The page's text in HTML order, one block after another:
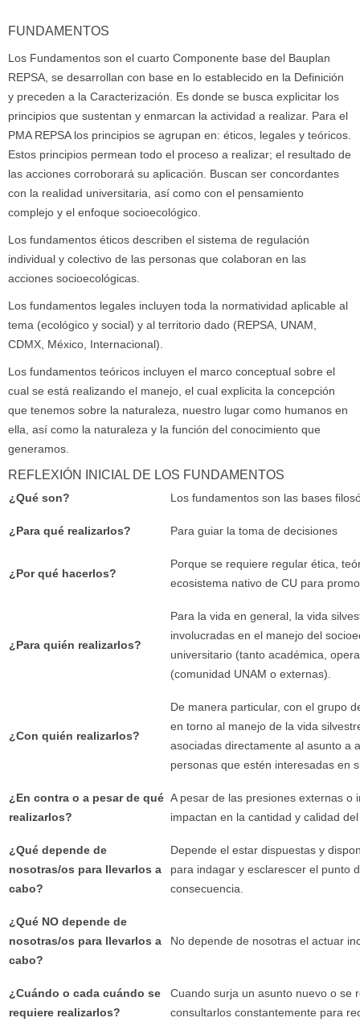
FUNDAMENTOS
Los Fundamentos son el cuarto Componente base del Bauplan
REPSA, se desarrollan con base en lo establecido en la Definición
y preceden a la Caracterización. Es donde se busca explicitar los
principios que sustentan y enmarcan la actividad a realizar. Para el
PMA REPSA los principios se agrupan en: éticos, legales y teóricos.
Estos principios permean todo el proceso a realizar; el resultado de
las acciones corroborará su aplicación. Buscan ser concordantes
con la realidad universitaria, así como con el pensamiento
complejo y el enfoque socioecológico.
Los fundamentos éticos describen el sistema de regulación
individual y colectivo de las personas que colaboran en las
acciones socioecológicas.
Los fundamentos legales incluyen toda la normatividad aplicable al
tema (ecológico y social) y al territorio dado (REPSA, UNAM,
CDMX, México, Internacional).
Los fundamentos teóricos incluyen el marco conceptual sobre el
cual se está realizando el manejo, el cual explicita la concepción
que tenemos sobre la naturaleza, nuestro lugar como humanos en
ella, así como la naturaleza y la función del conocimiento que
generamos.
REFLEXIÓN INICIAL DE LOS FUNDAMENTOS
¿Qué son? Los fundamentos son las bases
¿Para qué realizarlos? Para guiar la toma de decisiones
¿Por qué hacerlos?
Porque se requiere regular ética,
ecosistema nativo de CU para
¿Para quién realizarlos?
Para la vida en general, la vida
involucradas en el manejo del
universitario (tanto académica,
(comunidad UNAM o externas).
¿Con quién realizarlos?
De manera particular, con el grupo
en torno al manejo de la vida
asociadas directamente al asunto a
personas que estén interesadas en
¿En contra o a pesar de qué
realizarlos?
A pesar de las presiones externas o
impactan en la cantidad y calidad
¿Qué depende de
nosotras/os para llevarlos a
cabo?
Depende el estar dispuestas y
para indagar y esclarescer el punto
consecuencia.
¿Qué NO depende de
nosotras/os para llevarlos a
cabo?
No depende de nosotras el actuar
¿Cuándo o cada cuándo se
requiere realizarlos?
Cuando surja un asunto nuevo o se
consultarlos constantemente para